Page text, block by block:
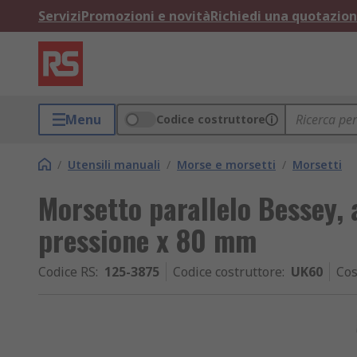
ServiziPromozioni e novitàRichiedi una
Menu Codice costruttore
/ Utensili manuali / Morse e morsetti / Morsetti
Morsetto parallelo
pressione x 80 mm
Codice RS: 125-3875 Codice costruttore: UK60